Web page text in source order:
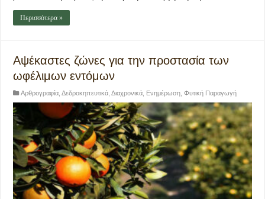
Περισσότερα »
Αψέκαστες ζώνες για την προστασία των
ωφέλιμων εντόμων
Αρθρογραφία ,Δεδροκηπευτικά ,Διαχρονικά Ενημέρωση ,Φυτική Παραγωγή